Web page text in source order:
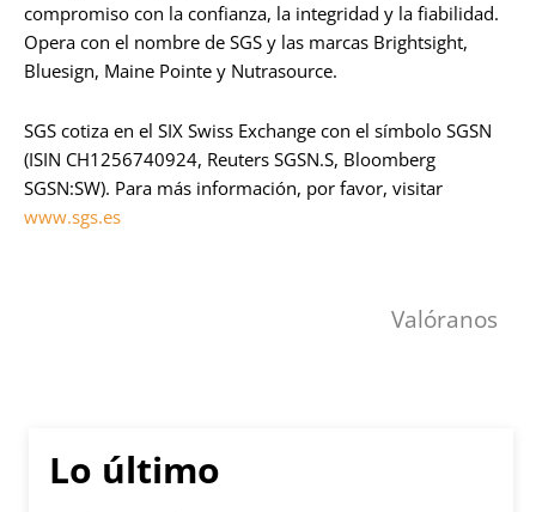
compromiso con la confianza, la integridad y la fiabilidad.
Opera con el nombre de SGS y las marcas Brightsight,
Bluesign, Maine Pointe y Nutrasource.
SGS cotiza en el SIX Swiss Exchange con el símbolo SGSN
(ISIN CH1256740924, Reuters SGSN.S, Bloomberg
SGSN:SW). Para más información, por favor, visitar
www.sgs.es
Valóranos
Lo último